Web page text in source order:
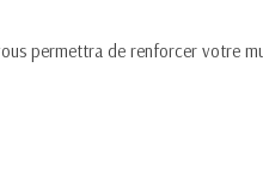
permettra de renforcer votre